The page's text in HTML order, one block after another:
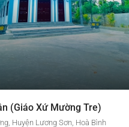
(Giáo Xứ Mường Tre)
Huyện Lương Sơn, Hoà Bình